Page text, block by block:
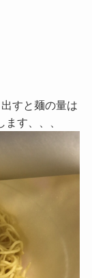
すと麺の量は
す、、、